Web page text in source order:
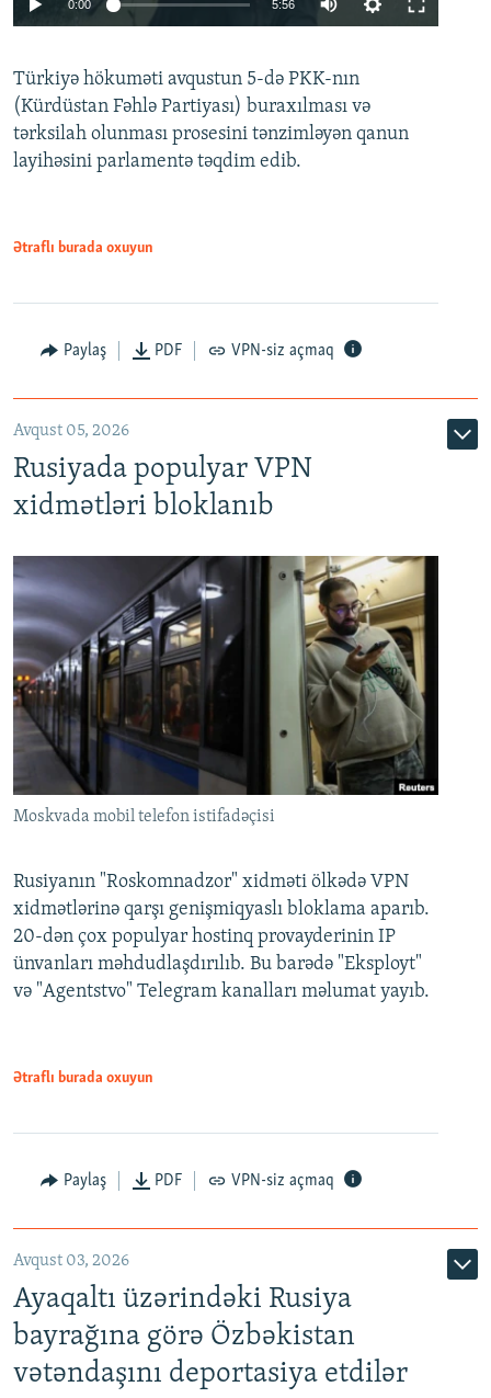
Auto 240p 360p 480p
720p 1080p
0:00 5:56
360p
480p
Türkiyə hökuməti avqustun 5-də PKK-nın
(Kürdüstan Fəhlə Partiyası) buraxılması və
tərksilah olunması prosesini tənzimləyən qanun
layihəsini parlamentə təqdim edib.
Ətraflı burada oxuyun
Paylaş PDF VPN-siz açmaq
Avqust 05, 2026
Rusiyada populyar VPN
xidmətləri bloklanıb
Moskvada mobil telefon istifadəçisi
Rusiyanın "Roskomnadzor" xidməti ölkədə VPN
xidmətlərinə qarşı genişmiqyaslı bloklama aparıb.
20-dən çox populyar hostinq provayderinin IP
ünvanları məhdudlaşdırılıb. Bu barədə "Eksployt"
və "Agentstvo" Telegram kanalları məlumat yayıb.
Ətraflı burada oxuyun
Paylaş PDF VPN-siz açmaq
Avqust 03, 2026
Ayaqaltı üzərindəki Rusiya
bayrağına görə Özbəkistan
vətəndaşını deportasiya etdilər